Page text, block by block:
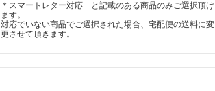
＊スマートレター対応 と記載のある商品のみご選択頂け
ます。
対応でいない商品でご選択された場合、宅配便の送料に変
更させて頂きます。